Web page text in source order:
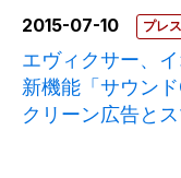
2015-07-10 プレ
エヴィクサー、
新機能「サウン
クリーン広告と